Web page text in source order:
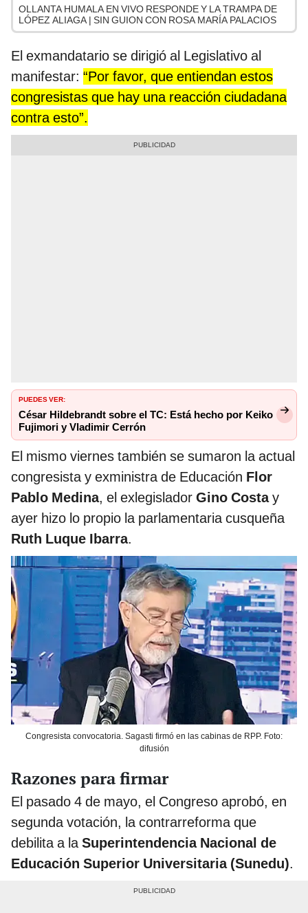
OLLANTA HUMALA EN VIVO RESPONDE Y LA TRAMPA DE
LÓPEZ ALIAGA | SIN GUION CON ROSA MARÍA PALACIOS
El exmandatario se dirigió al Legislativo al
manifestar: “Por favor, que entiendan estos
congresistas que hay una reacción ciudadana
contra esto”.
PUEDES VER:
César Hildebrandt sobre el TC: Está hecho por Keiko
Fujimori y Vladimir Cerrón
El mismo viernes también se sumaron la actual
congresista y exministra de Educación Flor
Pablo Medina, el exlegislador Gino Costay
ayer hizo lo propio la parlamentaria cusqueña
Ruth Luque Ibarra.
Congresista convocatoria. Sagasti firmó en las cabinas de RPP. Foto:
difusión
Razones para firmar
El pasado 4 de mayo, el Congreso aprobó, en
segunda votación, la contrarreforma que
debilita a la Superintendencia Nacional de
Educación Superior Universitaria (Sunedu).